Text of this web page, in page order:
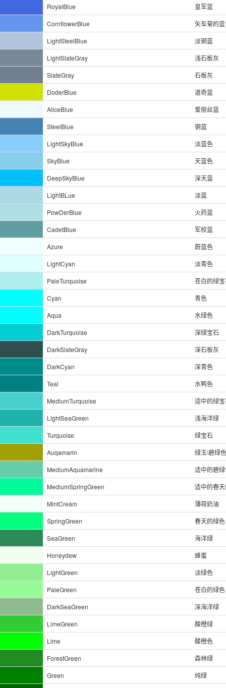
RoyalBlue
皇军蓝
CornflowerBlue
矢车菊的
LightSteelBlue
淡钢蓝
LightSlateGray
浅石板灰
SlateGray
石板灰
DoderBlue
道奇蓝
AliceBlue
爱丽丝蓝
SteelBlue
钢蓝
LightSkyBlue
淡蓝色
SkyBlue
天蓝色
DeepSkyBlue
深天蓝
LightBLue
淡蓝
PowDerBlue
火药蓝
CadetBlue
军校蓝
Azure
蔚蓝色
LightCyan
淡青色
PaleTurquoise
苍白的绿
Cyan
青色
Aqua
水绿色
DarkTurquoise
深绿宝石
DarkSlateGray
深石板灰
DarkCyan
深青色
Teal
水鸭色
MediumTurquoise
适中的绿
LightSeaGreen
浅海洋绿
Turquoise
绿宝石
Auqamarin
绿玉\碧绿色
MediumAquamarine
适中的碧
MediumSpringGreen
适中的春
MintCream
薄荷奶油
SpringGreen
春天的绿色
SeaGreen
海洋绿
Honeydew
蜂蜜
LightGreen
淡绿色
PaleGreen
苍白的绿色
DarkSeaGreen
深海洋绿
LimeGreen
酸橙绿
Lime
酸橙色
ForestGreen
森林绿
Green
纯绿